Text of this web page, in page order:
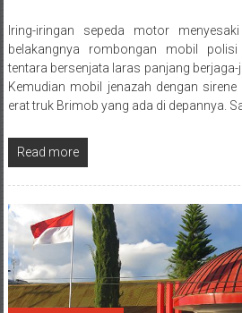
Posted By: wirawan
Iring-iringan sepeda motor
belakangnya rombongan mobil
tentara bersenjata laras panjang berjaga-
Kemudian mobil jenazah dengan sirene
erat truk Brimob yang ada di depannya.
Read more